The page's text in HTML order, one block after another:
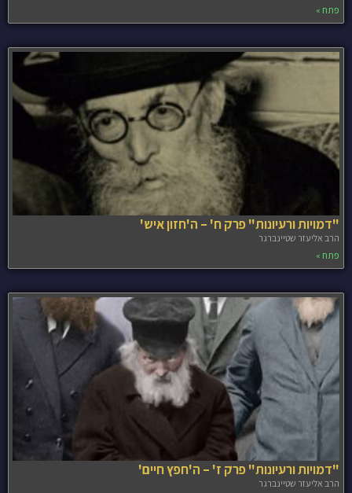
פתח »
"דמויות ורעיונות" פרק ח' – ה'חזון איש'
הרב אליעזר שטיינברגר
פתח »
"דמויות ורעיונות" פרק ז' – ה'חפץ חיים'
הרב אליעזר שטיינברגר